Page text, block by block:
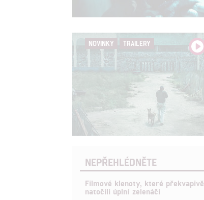
NOVINKY TRAILERY
NEPŘEHLÉDNĚTE
Filmové klenoty, které překvapivě
natočili úplní zelenáči